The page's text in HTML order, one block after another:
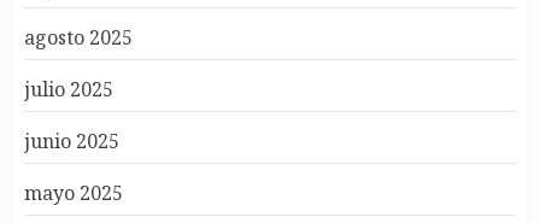
agosto 2025
julio 2025
junio 2025
mayo 2025